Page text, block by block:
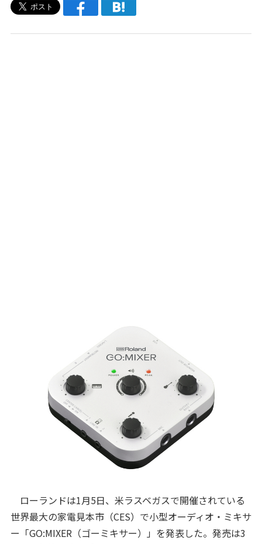
ローランドは1月5日、米ラスベガスで開催されている
世界最大の家電見本市（CES）で小型オーディオ・ミキサ
ー「GO:MIXER（ゴーミキサー）」を発表した。発売は3